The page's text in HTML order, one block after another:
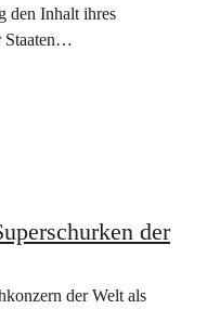
den Inhalt ihres
Staaten…
der
der Welt als